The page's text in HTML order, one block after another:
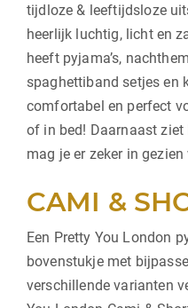
tijdloze & leeftijdsloze
heerlijk luchtig, licht en
heeft pyjama’s,
spaghettiband setjes en
comfortabel en perfect
of in bed! Daarnaast
mag je er zeker in gezien
CAMI &
Een Pretty You London
bovenstukje met
verschillende varianten